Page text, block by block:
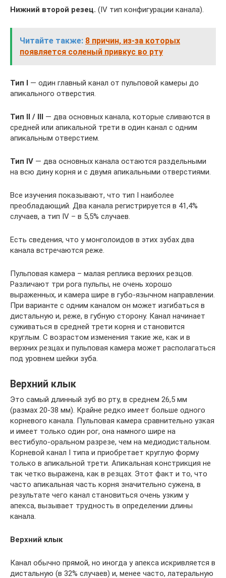
Нижний второй резец. (IV тип конфигурации канала).
Читайте также: 8 причин, из-за которых
появляется соленый привкус во рту
Тип I — один главный канал от пульповой камеры до
апикального отверстия.
Тип II / III — два основных канала, которые сливаются в
средней или апикальной трети в один канал с одним
апикальным отверстием.
Тип IV — два основных канала остаются раздельными
на всю дину корня и с двумя апикальными отверстиями.
Все изучения показывают, что тип I наиболее
преобладающий. Два канала регистрируется в 41,4%
случаев, а тип IV – в 5,5% случаев.
Есть сведения, что у монголоидов в этих зубах два
канала встречаются реже.
Пульповая камера – малая реплика верхних резцов.
Различают три рога пульпы, не очень хорошо
выраженных, и камера шире в губо-язычном направлении.
При варианте с одним каналом он может изгибаться в
дистальную и, реже, в губную сторону. Канал начинает
суживаться в средней трети корня и становится
круглым. С возрастом изменения такие же, как и в
верхних резцах и пульповая камера может располагаться
под уровнем шейки зуба.
Верхний клык
Это самый длинный зуб во рту, в среднем 26,5 мм
(размах 20-38 мм). Крайне редко имеет больше одного
корневого канала. Пульповая камера сравнительно узкая
и имеет только один рог, она намного шире на
вестибуло-оральном разрезе, чем на медиодистальном.
Корневой канал I типа и приобретает круглую форму
только в апикальной трети. Апикальная констрикция не
так четко выражена, как в резцах. Этот факт и то, что
часто апикальная часть корня значительно сужена, в
результате чего канал становиться очень узким у
апекса, вызывает трудность в определении длины
канала.
Верхний клык
Канал обычно прямой, но иногда у апекса искривляется в
дистальную (в 32% случаев) и, менее часто, латеральную